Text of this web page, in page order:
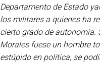
Departamento de Estado
los militares a quienes ha
cierto grado de autonomía.
Morales fuese un hombre
estúpido en política, se